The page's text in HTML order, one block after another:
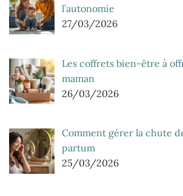
l’autonomie
27/03/2026
Les coffrets bien-être à
maman
26/03/2026
Comment gérer la chute
partum
25/03/2026